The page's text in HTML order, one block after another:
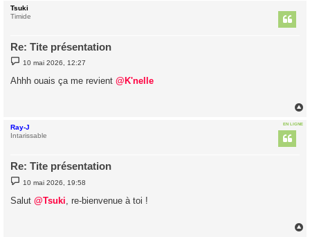
Tsuki
Timide
Re: Tite présentation
M
s
s
10 mai 2026, 12:27
Ahhh ouais ça me revient @K'nelle
EN LIGNE
Ray-J
Intarissable
Re: Tite présentation
M
e
s
s
10 mai 2026, 19:58
Salut @Tsuki , re-bienvenue à toi !